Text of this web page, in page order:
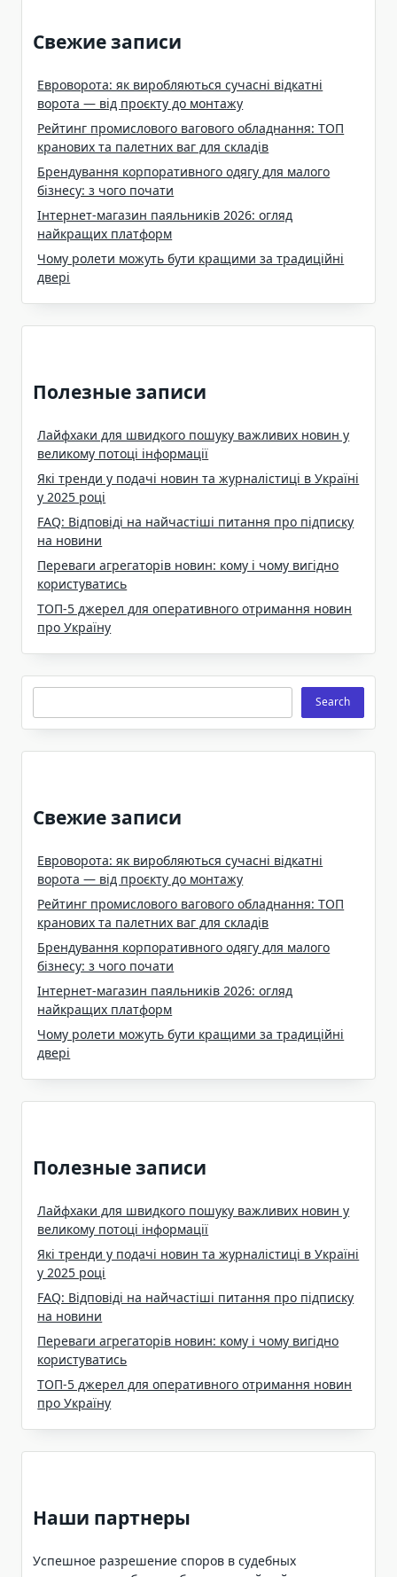
Свежие записи
Евроворота: як виробляються сучасні відкатні
ворота — від проєкту до монтажу
Рейтинг промислового вагового обладнання: ТОП
кранових та палетних ваг для складів
Брендування корпоративного одягу для малого
бізнесу: з чого почати
Інтернет-магазин паяльників 2026: огляд
найкращих платформ
Чому ролети можуть бути кращими за традиційні
двері
Полезные записи
Лайфхаки для швидкого пошуку важливих новин у
великому потоці інформації
Які тренди у подачі новин та журналістиці в Україні
у 2025 році
FAQ: Відповіді на найчастіші питання про підписку
на новини
Переваги агрегаторів новин: кому і чому вигідно
користуватись
ТОП-5 джерел для оперативного отримання новин
про Україну
Search Search
Свежие записи
Евроворота: як виробляються сучасні відкатні
ворота — від проєкту до монтажу
Рейтинг промислового вагового обладнання: ТОП
кранових та палетних ваг для складів
Брендування корпоративного одягу для малого
бізнесу: з чого почати
Інтернет-магазин паяльників 2026: огляд
найкращих платформ
Чому ролети можуть бути кращими за традиційні
двері
Полезные записи
Лайфхаки для швидкого пошуку важливих новин у
великому потоці інформації
Які тренди у подачі новин та журналістиці в Україні
у 2025 році
FAQ: Відповіді на найчастіші питання про підписку
на новини
Переваги агрегаторів новин: кому і чому вигідно
користуватись
ТОП-5 джерел для оперативного отримання новин
про Україну
Наши партнеры
Успешное разрешение споров в судебных